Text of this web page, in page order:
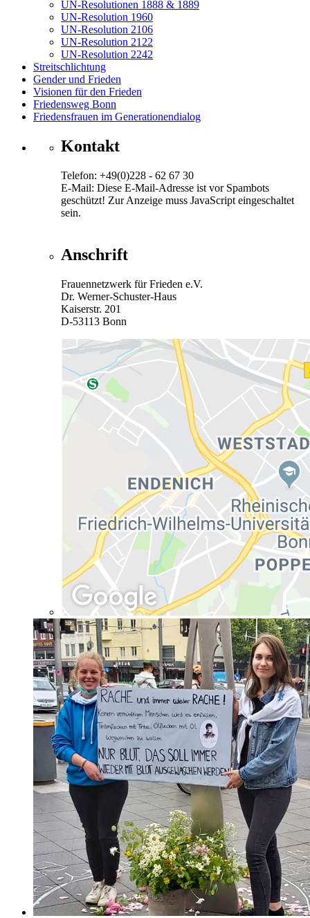
UN-Resolutionen 1888 & 1889
UN-Resolution 1960
UN-Resolution 2106
UN-Resolution 2122
UN-Resolution 2242
Streitschlichtung
Gender und Frieden
Visionen für den Frieden
Friedensweg Bonn
Friedensfrauen im Generationendialog
Kontakt
Telefon: +49(0)228 - 62 67 30
E-Mail: Diese E-Mail-Adresse ist vor Spambots
geschützt! Zur Anzeige muss JavaScript eingeschaltet
sein.
Anschrift
Frauennetzwerk für Frieden e.V.
Dr. Werner-Schuster-Haus
Kaiserstr. 201
D-53113 Bonn